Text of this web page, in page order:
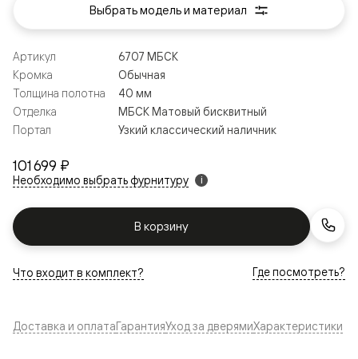
101 699 ₽
Необходимо выбрать фурнитуру i
В корзину
Артикул
6707 МБСК
Кромка
Обычная
Толщина полотна
40 мм
Отделка
МБСК Матовый бисквитный
Портал
Узкий классический наличник
Что входит в комплект? Где посмотреть?
Выбрать модель и материал
Доставка и оплатаГарантияУход за дверямиХарактеристики